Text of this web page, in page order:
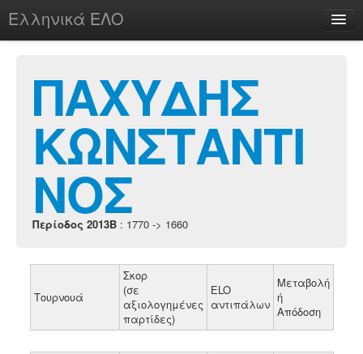
Ελληνικά ΕΛΟ
chesstu.be @ discord
Login
ΠΑΧΥΔΗΣ
ΚΩΝΣΤΑΝΤΙ
ΝΟΣ
Περίοδος 2013B : 1770 -> 1660
Τουρνουά
Σκορ
(σε
αξιολογημένες
παρτίδες)
ELO
αντιπάλων
Μεταβολή
ή
Απόδοση